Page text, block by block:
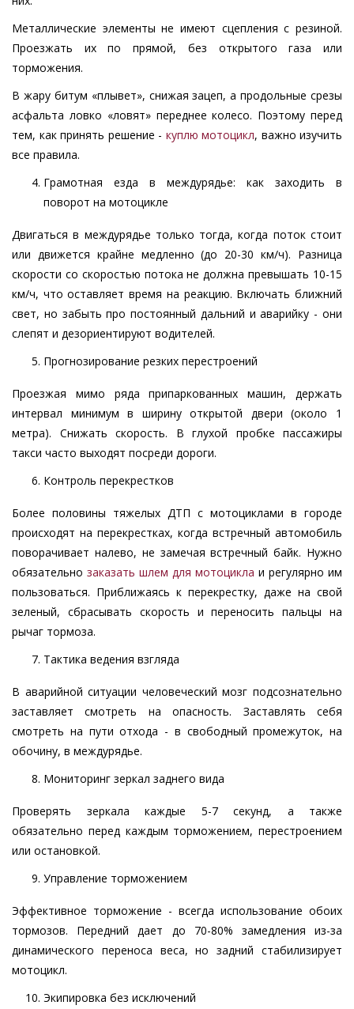
Металлические элементы не имеют сцепления с резиной.
Проезжать их по прямой, без открытого газа или
торможения.
В жару битум «плывет», снижая зацеп, а продольные срезы
асфальта ловко «ловят» переднее колесо. Поэтому перед
тем, как принять решение - куплю мотоцикл, важно изучить
все правила.
Грамотная езда в междурядье: как заходить в
поворот на мотоцикле
Двигаться в междурядье только тогда, когда поток стоит
или движется крайне медленно (до 20-30 км/ч). Разница
скорости со скоростью потока не должна превышать 10-15
км/ч, что оставляет время на реакцию. Включать ближний
свет, но забыть про постоянный дальний и аварийку - они
слепят и дезориентируют водителей.
Прогнозирование резких перестроений
Проезжая мимо ряда припаркованных машин, держать
интервал минимум в ширину открытой двери (около 1
метра). Снижать скорость. В глухой пробке пассажиры
такси часто выходят посреди дороги.
Контроль перекрестков
Более половины тяжелых ДТП с мотоциклами в городе
происходят на перекрестках, когда встречный автомобиль
поворачивает налево, не замечая встречный байк. Нужно
обязательно заказать шлем для мотоцикла и регулярно им
пользоваться. Приближаясь к перекрестку, даже на свой
зеленый, сбрасывать скорость и переносить пальцы на
рычаг тормоза.
Тактика ведения взгляда
В аварийной ситуации человеческий мозг подсознательно
заставляет смотреть на опасность. Заставлять себя
смотреть на пути отхода - в свободный промежуток, на
обочину, в междурядье.
Мониторинг зеркал заднего вида
Проверять зеркала каждые 5-7 секунд, а также
обязательно перед каждым торможением, перестроением
или остановкой.
Управление торможением
Эффективное торможение - всегда использование обоих
тормозов. Передний дает до 70-80% замедления из-за
динамического переноса веса, но задний стабилизирует
мотоцикл.
Экипировка без исключений